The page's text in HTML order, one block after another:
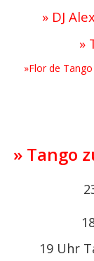
» DJ
»
»Flor de
» Tango
19 Uhr